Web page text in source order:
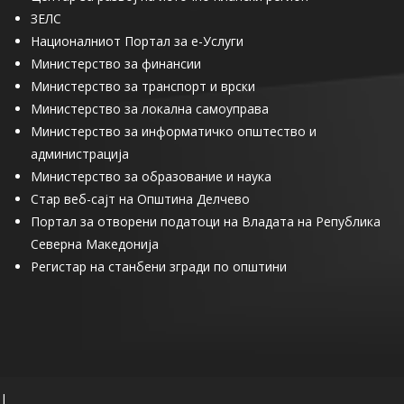
ЗЕЛС
Националниот Портал за е-Услуги
Министерство за финансии
Министерство за транспорт и врски
Министерство за локална самоуправа
Министерство за информатичко општество и
администрација
Министерство за образование и наука
Стар веб-сајт на Општина Делчево
Портал за отворени податоци на Владата на Република
Северна Македонија
Регистар на станбени згради по општини
|